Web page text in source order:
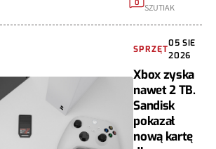
0 SZUTIAK
SPRZĘT
05 SIE
2026
Xbox zyska
nawet 2 TB.
Sandisk
pokazał
nową kartę